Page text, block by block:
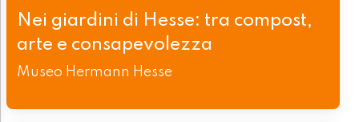
Nei giardini di Hesse: tra compost,
arte e consapevolezza
Museo Hermann Hesse